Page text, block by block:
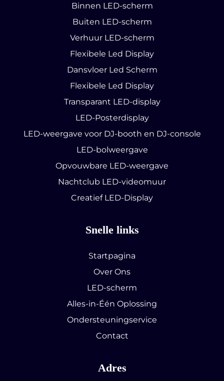
Binnen LED-scherm
Buiten LED-scherm
Verhuur LED-scherm
Flexibele Led Display
Dansvloer Led Scherm
Flexibele Led Display
Transparant LED-display
LED-Posterdisplay
LED-weergave voor DJ-booth en DJ-console
LED-bolweergave
Opvouwbare LED-weergave
Nachtclub LED-videomuur
Creatief LED-Display
Snelle links
Startpagina
Over Ons
LED-scherm
Alles-in-Één Oplossing
Ondersteuningservice
Contact
Adres